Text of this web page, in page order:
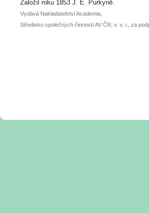
Založil roku 1853 J. E. Purkyně.
Vydává Nakladatelství Academia,
Středisko společných činností AV ČR, v. v. i., za